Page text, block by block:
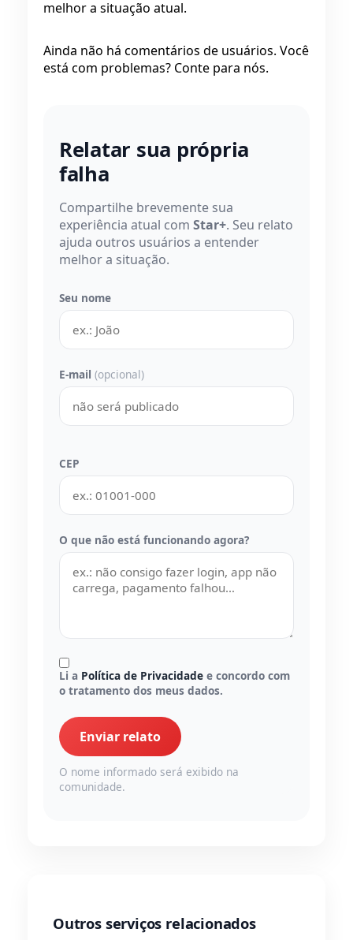
melhor a situação atual.
Ainda não há comentários de usuários. Você
está com problemas? Conte para nós.
Relatar sua própria
falha
Compartilhe brevemente sua
experiência atual com Star+. Seu relato
ajuda outros usuários a entender
melhor a situação.
Seu nome
E-mail (opcional)
CEP
O que não está funcionando agora?
Li a Política de Privacidade e concordo com
o tratamento dos meus dados.
Enviar relato
O nome informado será exibido na
comunidade.
Outros serviços relacionados